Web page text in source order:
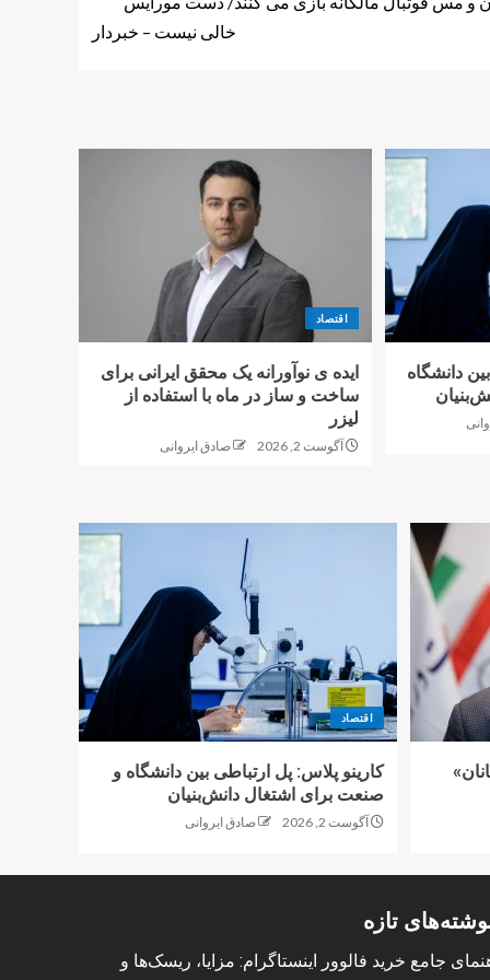
خالی نیست – خبردار
دانشگاه
اقتصاد
ایده ی نوآورانه یک محقق ایرانی برای
ساخت و ساز در ماه با استفاده از
لیزر
آگوست 2, 2026 صادق ایروانی
اقتصاد
کارینو پلاس: پل ارتباطی بین دانشگاه و
صنعت برای اشتغال دانش‌بنیان
آگوست 2, 2026 صادق ایروانی
تازه
جامع خرید فالوور اینستاگرام: مزایا، ریسک‌ها و